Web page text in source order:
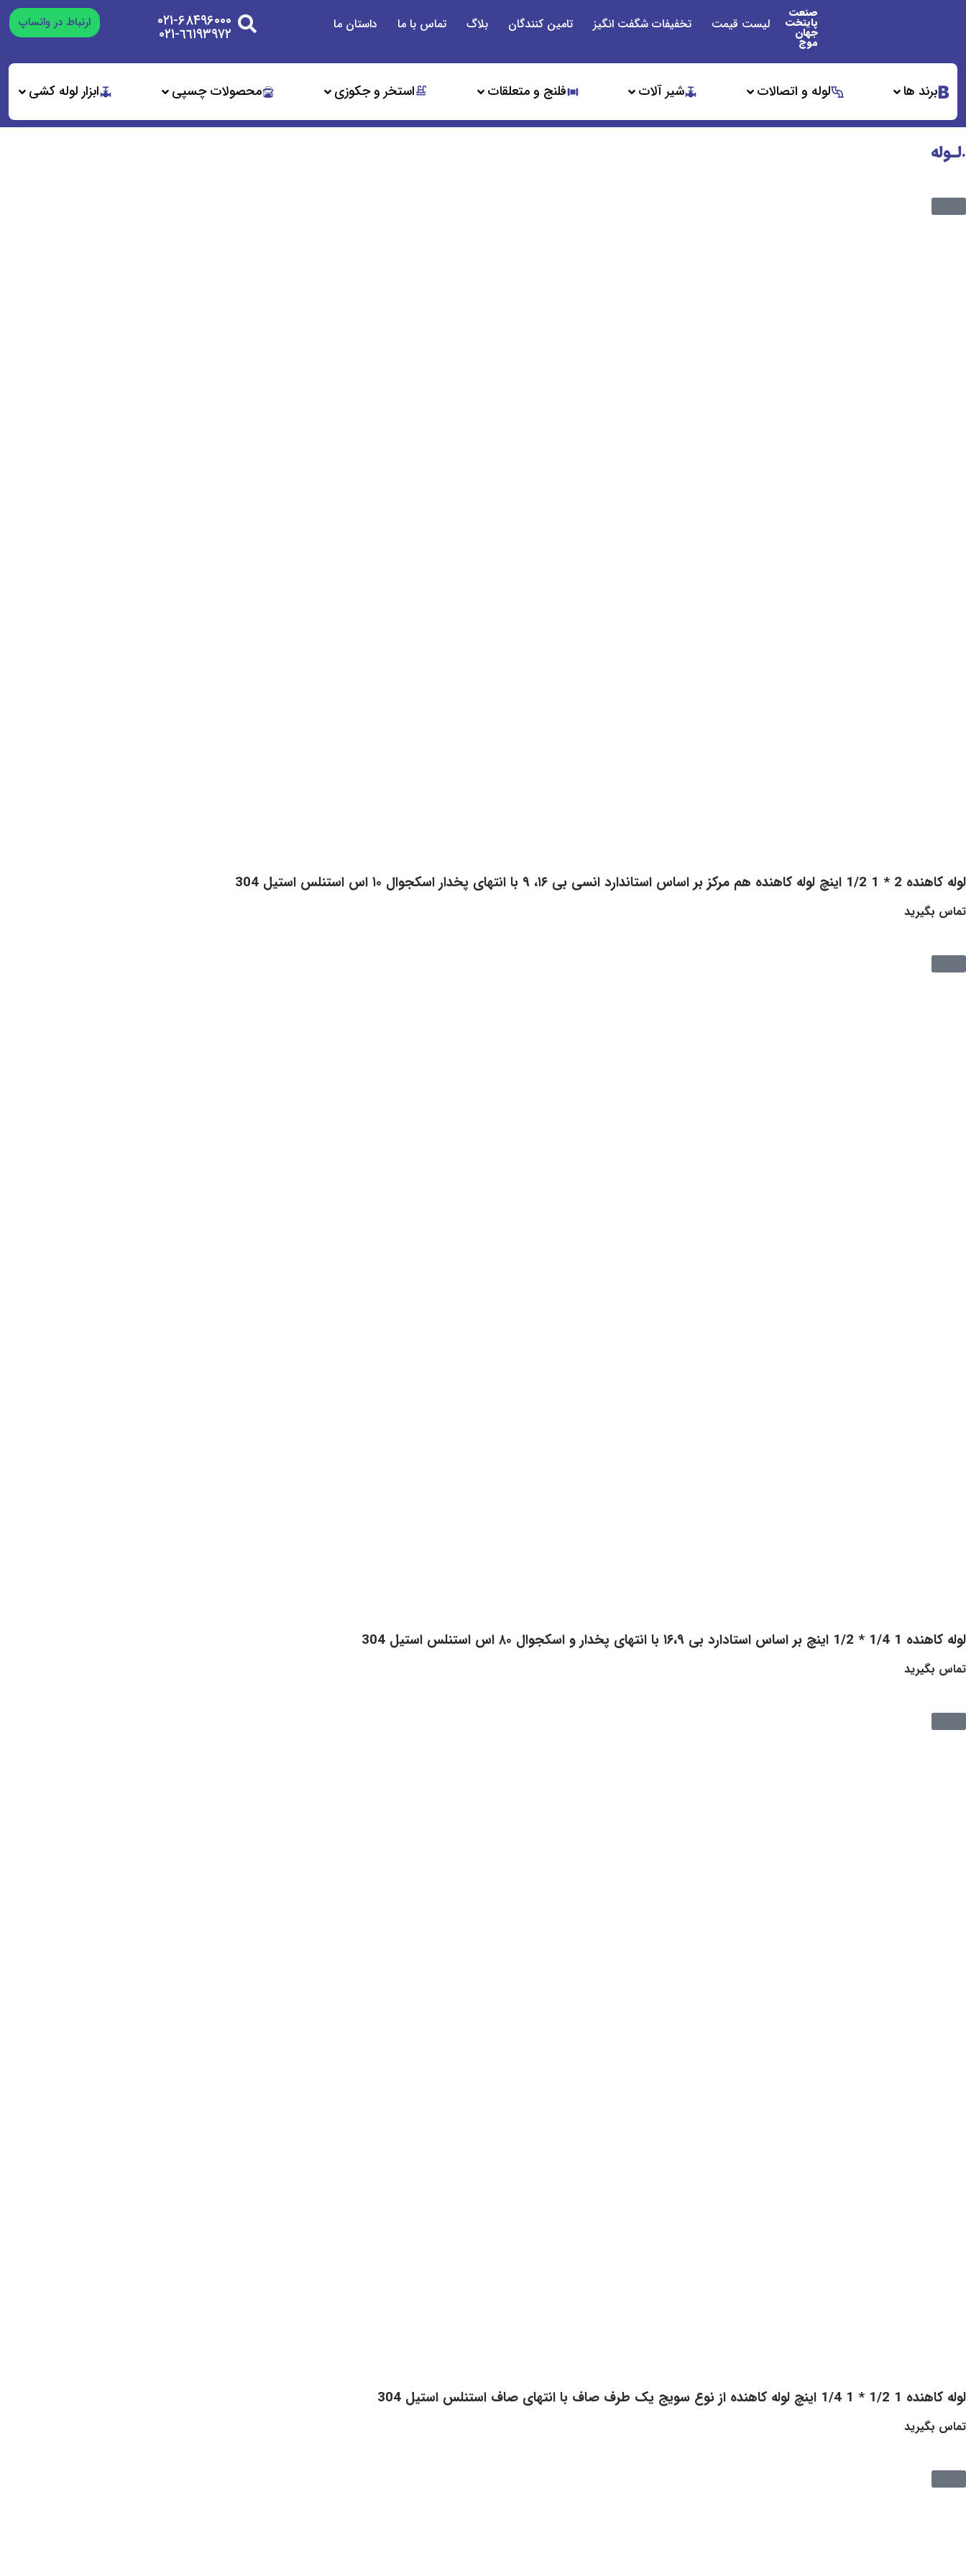
صنعت
پایتخت
جهان
موج
لیست قیمت تخفیفات شگفت انگیز تامین کنندگان بلاگ تماس با ما داستان ما ۰۲۱-۶۸۴۹۶۰۰۰
٦٦١٩٣٩٧٢-٠٢١
ارتباط در واتساپ
برند ها لوله و اتصالات شیر آلات فلنج و متعلقات استخر و جکوزی محصولات چسپی ابزار لوله کشی
.لـوله
لوله کاهنده 2 * 1 1/2 اینچ لوله کاهنده هم مرکز بر اساس استاندارد انسی بی ۱۶، ۹ با انتهای پخدار اسکجوال ۱۰ اس استنلس استیل 304
تماس بگیرید
لوله کاهنده 1 1/4 * 1/2 اینچ بر اساس استادارد بی ۱۶،۹ با انتهای پخدار و اسکجوال ۸۰ اس استنلس استیل 304
تماس بگیرید
لوله کاهنده 1 1/2 * 1 1/4 اینچ لوله کاهنده از نوع سویج یک طرف صاف با انتهای صاف استنلس استیل 304
تماس بگیرید